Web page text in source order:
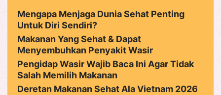
Mengapa Menjaga Dunia Sehat Penting
Untuk Diri Sendiri?
Makanan Yang Sehat & Dapat
Menyembuhkan Penyakit Wasir
Pengidap Wasir Wajib Baca Ini Agar Tidak
Salah Memilih Makanan
Deretan Makanan Sehat Ala Vietnam 2026